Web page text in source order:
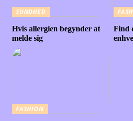
SUNDHED
Hvis allergien begynder at
melde sig
Find
FASHION